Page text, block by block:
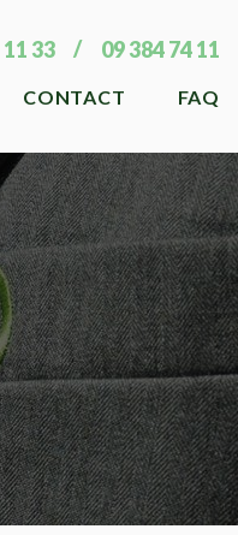
33 09 384 74 11
CONTACT FAQ